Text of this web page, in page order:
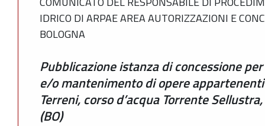
IDRICO DI ARPAE AREA AUTORIZZAZIONI E
BOLOGNA
Pubblicazione istanza di concessione
e/o mantenimento di opere
Terreni, corso d’acqua Torrente
(BO)